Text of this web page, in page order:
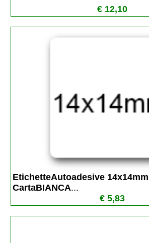
€ 12,10
EtichetteAutoadesive 14x14mm
CartaBIANCA...
€ 5,83